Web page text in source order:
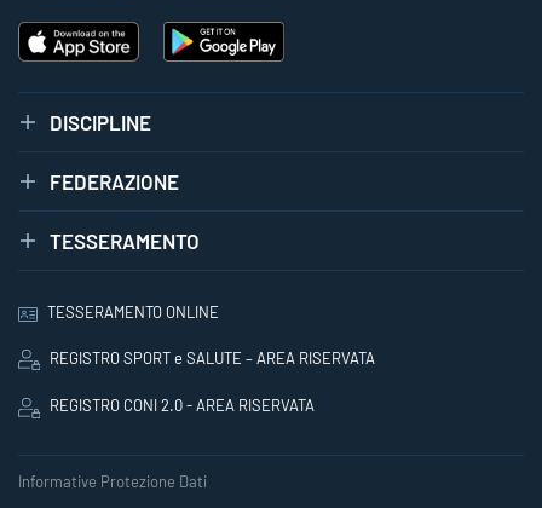
DISCIPLINE
FEDERAZIONE
TESSERAMENTO
TESSERAMENTO ONLINE
REGISTRO SPORT e SALUTE – AREA RISERVATA
REGISTRO CONI 2.0 - AREA RISERVATA
Informative Protezione Dati